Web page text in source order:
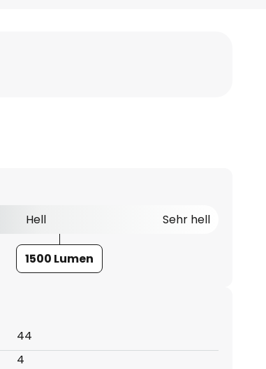
Hell Sehr hell
1500 Lumen
44
4